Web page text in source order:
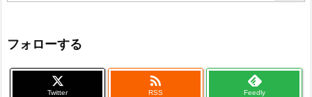
フォローする
Twitter

RSS Feedly